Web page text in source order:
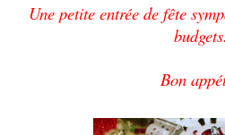
Une petite entrée de fête
budgets.
Bon